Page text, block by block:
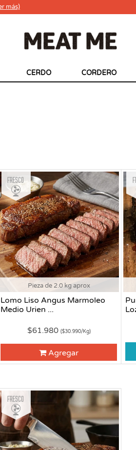
más)
CERDO CORDERO
Pieza de 2.0 kg aprox
Lomo Liso Angus Marmoleo
Medio Urien ...
Fresco
$61.980 ($30.990/Kg)
Agregar
Fresco